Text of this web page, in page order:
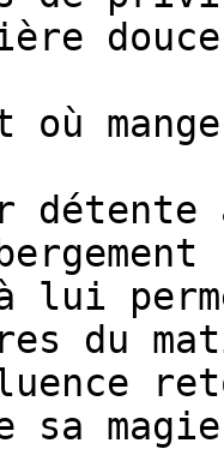
lui
du
sa